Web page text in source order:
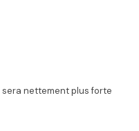
sera nettement plus forte